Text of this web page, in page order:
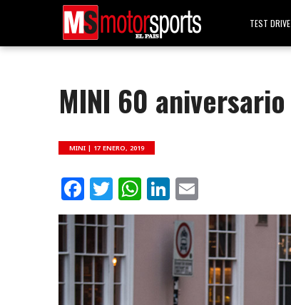
TEST DRIVE
MINI 60 aniversario
MINI | 17 ENERO, 2019
Facebook
Twitter
WhatsApp
LinkedIn